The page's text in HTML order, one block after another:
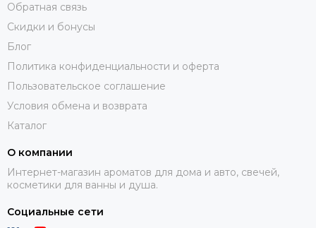
Обратная связь
Скидки и бонусы
Блог
Политика конфиденциальности и оферта
Пользовательское соглашение
Условия обмена и возврата
Каталог
О компании
Интернет-магазин ароматов для дома и авто, свечей,
косметики для ванны и душа.
Социальные сети